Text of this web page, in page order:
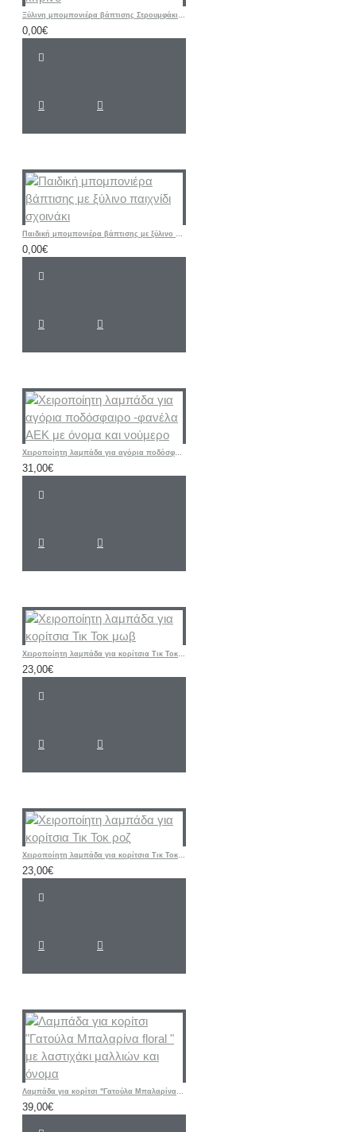
Ξύλινη μπομπονιέρα βάπτισης Στρουμφάκι σιελ - κίτρινο
0,00€
Παιδική μπομπονιέρα βάπτισης με ξύλινο παιχνίδι σχοινάκι
0,00€
Χειροποίητη λαμπάδα για αγόρια ποδόσφαιρο -φανέλα ΑΕΚ με όνομα και νούμερο
31,00€
Χειροποίητη λαμπάδα για κορίτσια Τικ Τοκ μωβ
23,00€
Χειροποίητη λαμπάδα για κορίτσια Τικ Τοκ ροζ
23,00€
Λαμπάδα για κορίτσι "Γατούλα Μπαλαρίνα floral " με λαστιχάκι μαλλιών και όνομα
39,00€